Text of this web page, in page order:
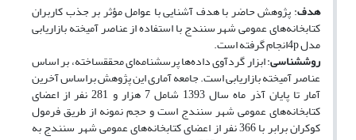
هدف: پژوهش حاضر با هدف آشنایی با عوامل مؤثر بر جذب کاربران
کتابخانه‌های عمومی شهر سنندج با استفاده از عناصر آمیخته بازاریابی
مدل 4pانجام گرفته است.
روش‏شناسی: ابزار گردآوی داده‌ها پرسشنامه‌ای محقق‏ساخته، بر ‏اساس
عناصر آمیخته بازاریابی است. جامعه‌ آماری این پژوهش بر‏اساس آخرین
آمار تا پایان آذر ماه سال 1393 شامل 7 هزار و 281 نفر از اعضای
کتابخانه‌های عمومی شهر سنندج است و حجم نمونه از طریق فرمول
کوکران برابر با 366 نفر از اعضای کتابخانه‌های عمومی شهر سنندج به